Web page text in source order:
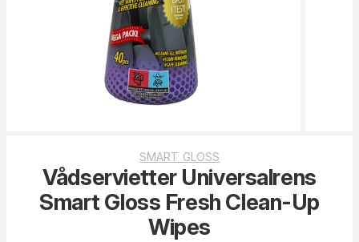
SMART GLOSS
Vådservietter Universalrens
Smart Gloss Fresh Clean-Up
Wipes